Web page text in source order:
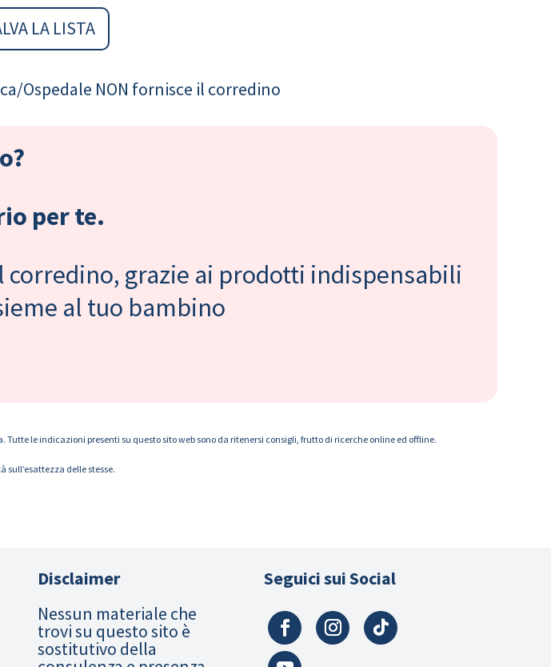
LA LISTA
Ospedale NON fornisce il corredino
per te.
grazie ai prodotti indispensabili
al tuo bambino
le indicazioni presenti su questo sito web sono da ritenersi consigli, frutto di ricerche online ed offline.
sull’esattezza delle stesse.
Disclaimer
Nessun materiale che
trovi su questo sito è
sostitutivo della
Seguici sui Social